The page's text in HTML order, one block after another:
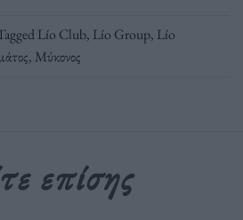
Lío Club, Lío Group, Lío
, Μύκονος
επίσης